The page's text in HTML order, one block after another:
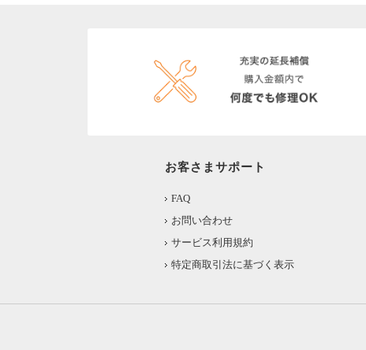
お客さまサポート
FAQ
お問い合わせ
サービス利用規約
特定商取引法に基づく表示